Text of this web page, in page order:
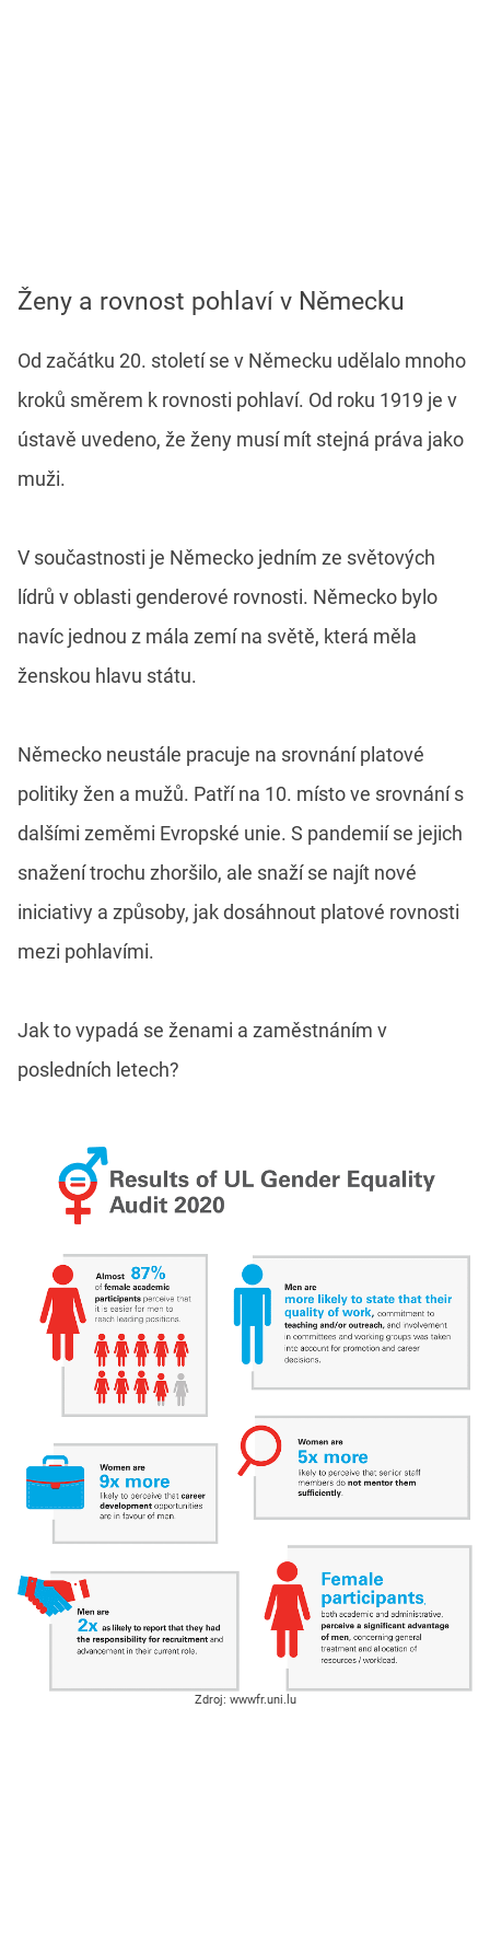
Ženy a rovnost pohlaví v Německu
Od začátku 20. století se v Německu udělalo mnoho
kroků směrem k rovnosti pohlaví. Od roku 1919 je v
ústavě uvedeno, že ženy musí mít stejná práva jako
muži.
V součastnosti je Německo jedním ze světových
lídrů v oblasti genderové rovnosti. Německo bylo
navíc jednou z mála zemí na světě, která měla
ženskou hlavu státu.
Německo neustále pracuje na srovnání platové
politiky žen a mužů. Patří na 10. místo ve srovnání s
dalšími zeměmi Evropské unie. S pandemií se jejich
snažení trochu zhoršilo, ale snaží se najít nové
iniciativy a způsoby, jak dosáhnout platové rovnosti
mezi pohlavími.
Jak to vypadá se ženami a zaměstnáním v
posledních letech?
Zdroj: wwwfr.uni.lu